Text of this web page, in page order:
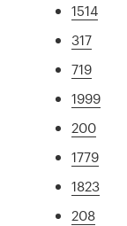
1514
317
719
1999
200
1779
1823
208